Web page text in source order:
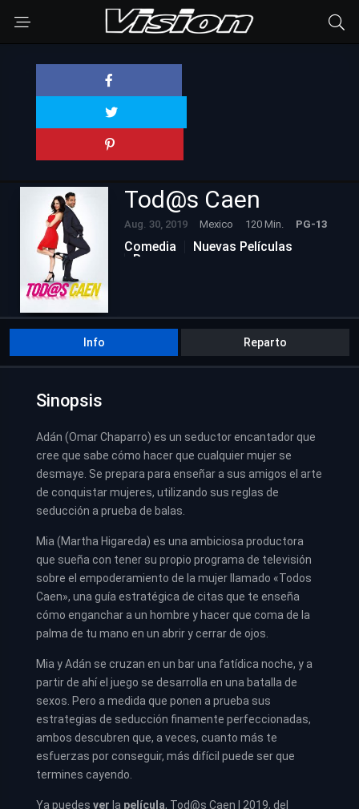
Tod@s Caen
Aug. 30, 2019 Mexico 120 Min. PG-13
Comedia
Nuevas Películas
Romance
Info Reparto
Sinopsis
Adán (Omar Chaparro) es un seductor encantador que
cree que sabe cómo hacer que cualquier mujer se
desmaye. Se prepara para enseñar a sus amigos el arte
de conquistar mujeres, utilizando sus reglas de
seducción a prueba de balas.
Mia (Martha Higareda) es una ambiciosa productora
que sueña con tener su propio programa de televisión
sobre el empoderamiento de la mujer llamado «Todos
Caen», una guía estratégica de citas que te enseña
cómo enganchar a un hombre y hacer que coma de la
palma de tu mano en un abrir y cerrar de ojos.
Mia y Adán se cruzan en un bar una fatídica noche, y a
partir de ahí el juego se desarrolla en una batalla de
sexos. Pero a medida que ponen a prueba sus
estrategias de seducción finamente perfeccionadas,
ambos descubren que, a veces, cuanto más te
esfuerzas por conseguir, más difícil puede ser que
termines cayendo.
Ya puedes ver la película, Tod@s Caen | 2019, del